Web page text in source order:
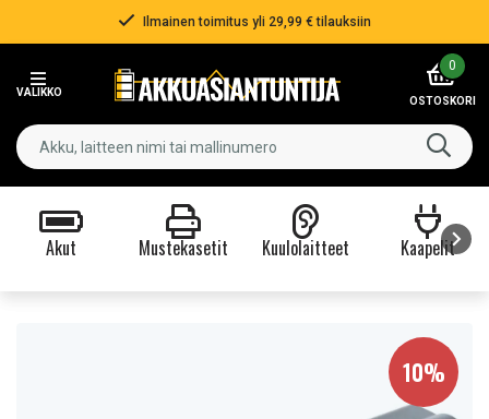
Ilmainen toimitus yli 29,99 € tilauksiin
VALIKKO
0
OSTOSKORI
Akut Mustekasetit Kuulolaitteet Kaapelit
10%